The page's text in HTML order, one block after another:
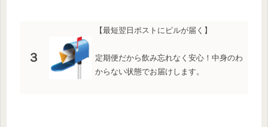
３
【最短翌日ポストにピルが届く】
定期便だから飲み忘れなく安心！中身のわ
からない状態でお届けします。